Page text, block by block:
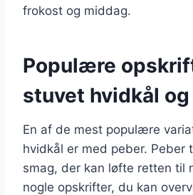
frokost og middag.
Populære
stuvet hvidkål
En af de mest populære
hvidkål er med peber. Peber
smag, der kan løfte retten til
nogle opskrifter, du kan